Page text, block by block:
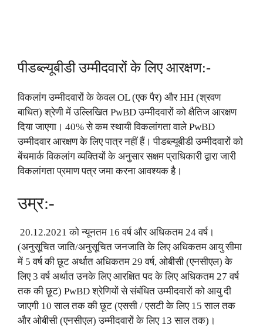
पीडब्ल्यूबीडी उम्मीदवारों के लिए आरक्षण:-
विकलांग उम्मीदवारों के केवल OL (एक पैर) और HH (श्रवण
बाधित) श्रेणी में उल्लिखित PwBD उम्मीदवारों को क्षैतिज आरक्षण
दिया जाएगा। 40% से कम स्थायी विकलांगता वाले PwBD
उम्मीदवार आरक्षण के लिए पात्र नहीं हैं। पीडब्ल्यूबीडी उम्मीदवारों को
बेंचमार्क विकलांग व्यक्तियों के अनुसार सक्षम प्राधिकारी द्वारा जारी
विकलांगता प्रमाण पत्र जमा करना आवश्यक है।
उम्र:-
20.12.2021 को न्यूनतम 16 वर्ष और अधिकतम 24 वर्ष।
(अनुसूचित जाति/अनुसूचित जनजाति के लिए अधिकतम आयु सीमा
में 5 वर्ष की छूट अर्थात अधिकतम 29 वर्ष, ओबीसी (एनसीएल) के
लिए 3 वर्ष अर्थात उनके लिए आरक्षित पद के लिए अधिकतम 27 वर्ष
तक की छूट) PwBD श्रेणियों से संबंधित उम्मीदवारों को आयु दी
जाएगी 10 साल तक की छूट (एससी / एसटी के लिए 15 साल तक
और ओबीसी (एनसीएल) उम्मीदवारों के लिए 13 साल तक)।